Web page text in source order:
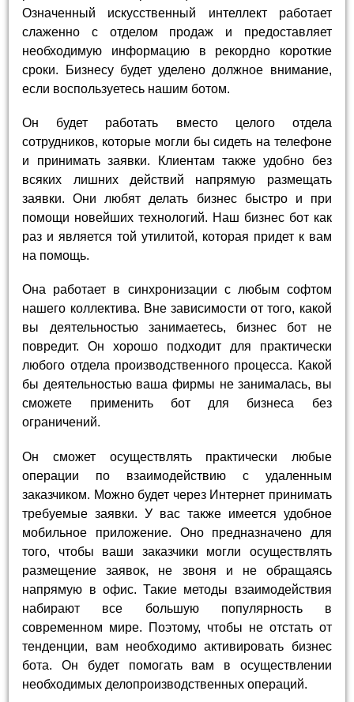
Означенный искусственный интеллект работает
слаженно с отделом продаж и предоставляет
необходимую информацию в рекордно короткие
сроки. Бизнесу будет уделено должное внимание,
если воспользуетесь нашим ботом.
Он будет работать вместо целого отдела
сотрудников, которые могли бы сидеть на телефоне
и принимать заявки. Клиентам также удобно без
всяких лишних действий напрямую размещать
заявки. Они любят делать бизнес быстро и при
помощи новейших технологий. Наш бизнес бот как
раз и является той утилитой, которая придет к вам
на помощь.
Она работает в синхронизации с любым софтом
нашего коллектива. Вне зависимости от того, какой
вы деятельностью занимаетесь, бизнес бот не
повредит. Он хорошо подходит для практически
любого отдела производственного процесса. Какой
бы деятельностью ваша фирмы не занималась, вы
сможете применить бот для бизнеса без
ограничений.
Он сможет осуществлять практически любые
операции по взаимодействию с удаленным
заказчиком. Можно будет через Интернет принимать
требуемые заявки. У вас также имеется удобное
мобильное приложение. Оно предназначено для
того, чтобы ваши заказчики могли осуществлять
размещение заявок, не звоня и не обращаясь
напрямую в офис. Такие методы взаимодействия
набирают все большую популярность в
современном мире. Поэтому, чтобы не отстать от
тенденции, вам необходимо активировать бизнес
бота. Он будет помогать вам в осуществлении
необходимых делопроизводственных операций.